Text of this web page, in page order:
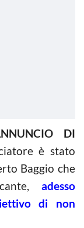
DI
è stato
Baggio che
adesso
di non